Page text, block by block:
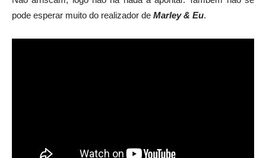
pode esperar muito do realizador de Marley & Eu.